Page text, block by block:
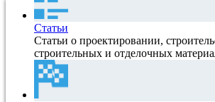
Статьи
Статьи о проектировании,
строительных и отделочных